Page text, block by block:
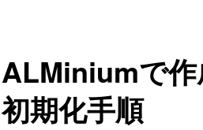
ALMiniumで
初期化手順